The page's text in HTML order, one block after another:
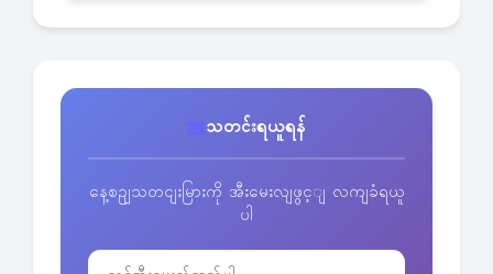
သတင်းရယူရန်
နေ့စဥျသတငျးမြားကို အီးမေးလျဖွင့ျ လကျခံရယူ
ပါ